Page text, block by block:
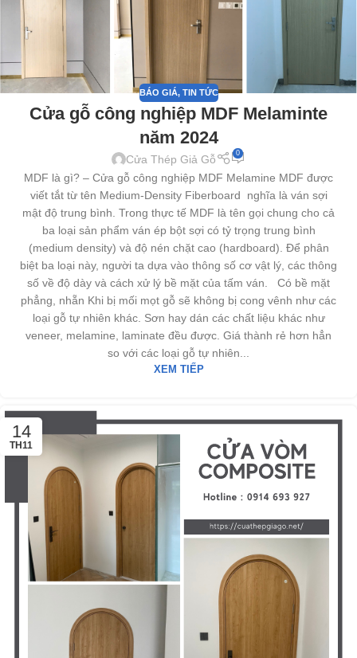
BÁO GIÁ, TIN TỨC
Cửa gỗ công nghiệp MDF Melaminte
năm 2024
Cửa Thép Giả Gỗ 0
MDF là gì? – Cửa gỗ công nghiệp MDF Melamine MDF được
viết tắt từ tên Medium-Density Fiberboard nghĩa là ván sợi
mật độ trung bình. Trong thực tế MDF là tên gọi chung cho cả
ba loại sản phẩm ván ép bột sợi có tỷ trọng trung bình
(medium density) và độ nén chặt cao (hardboard). Để phân
biệt ba loại này, người ta dựa vào thông số cơ vật lý, các thông
số về độ dày và cách xử lý bề mặt của tấm ván. Có bề mặt
phẳng, nhẵn Khi bị mối mọt gỗ sẽ không bị cong vênh như các
loại gỗ tự nhiên khác. Sơn hay dán các chất liệu khác như
veneer, melamine, laminate đều được. Giá thành rẻ hơn hẳn
so với các loại gỗ tự nhiên...
XEM TIẾP
14
TH11